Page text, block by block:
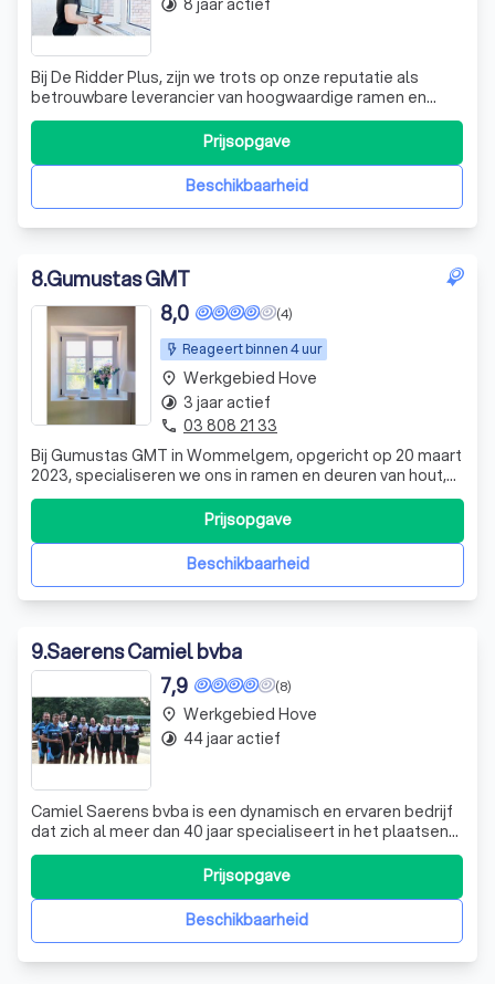
Bij De Ridder Plus, zijn we trots op onze reputatie als
betrouwbare leverancier van hoogwaardige ramen en
deuren. Met jarenlange ervaring in de branche, hebben we
ons onderscheiden door onze expertise en toewijding aan
kwaliteit. Onze klanten waarderen ons voor onze
gedetailleerde offertes, nauwkeur
Beschikbaarheid
Prijsopgave
timelapse
8.Gumustas GMT
Reageert binnen 4 uur
(4)
8,0
Bij Gumustas GMT in Wommelgem, opgericht op 20 maart
2023, specialiseren we ons in ramen en deuren van hout,
PVC (kunststof) en aluminium. Ons aanbod omvat zowel
ramen als deuren, afgestemd op uw specifieke wensen.
Vraag vandaag nog een gratis offerte aan om uw project
te bespreken.
Beschikbaarheid
Prijsopgave
place Werkgebied Hove
timelapse 3 jaar actief
phone 03 808 21 33
9.Saerens Camiel bvba
(8)
7,9
Camiel Saerens bvba is een dynamisch en ervaren bedrijf
dat zich al meer dan 40 jaar specialiseert in het plaatsen
van buitenschrijnwerk in aluminium en PVC. Of het nu gaat
om bestaande gebouwen of nieuwbouw, wij zorgen voor
een vakkundige installatie. Onze producten worden met
de grootste zorg en oBeschikbaarheid
Prijsopgave
place Werkgebied Hove
timelapse 44 jaar actief